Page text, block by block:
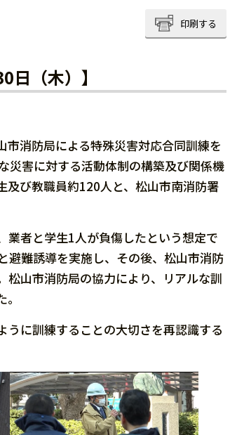
印刷する
（木）】
消防局による特殊災害対応合同訓練を
災害に対する活動体制の構築及び関係機
及び教職員約120人と、松山市南消防署
者と学生1人が負傷したという想定で
避難誘導を実施し、その後、松山市消防
山市消防局の協力により、リアルな訓
に訓練することの大切さを再認識する